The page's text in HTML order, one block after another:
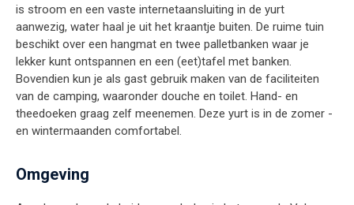
is stroom en een vaste internetaansluiting in de yurt
aanwezig, water haal je uit het kraantje buiten. De ruime tuin
beschikt over een hangmat en twee palletbanken waar je
lekker kunt ontspannen en een (eet)tafel met banken.
Bovendien kun je als gast gebruik maken van de faciliteiten
van de camping, waaronder douche en toilet. Hand- en
theedoeken graag zelf meenemen. Deze yurt is in de zomer -
en wintermaanden comfortabel.
Omgeving